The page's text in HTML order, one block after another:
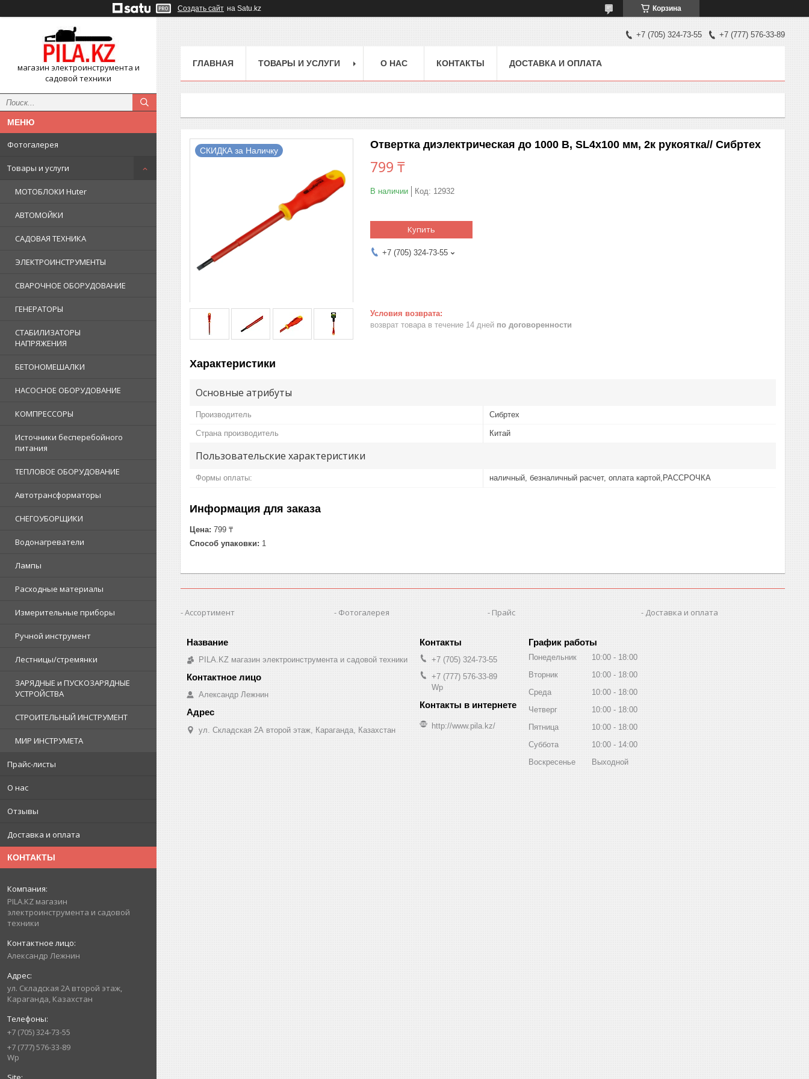
Создать сайт на Satu.kz Корзина
магазин электроинструмента и
садовой техники
Фотогалерея
Товары и услуги
МОТОБЛОКИ Huter
АВТОМОЙКИ
САДОВАЯ ТЕХНИКА
ЭЛЕКТРОИНСТРУМЕНТЫ
СВАРОЧНОЕ ОБОРУДОВАНИЕ
ГЕНЕРАТОРЫ
СТАБИЛИЗАТОРЫ
НАПРЯЖЕНИЯ
БЕТОНОМЕШАЛКИ
НАСОСНОЕ ОБОРУДОВАНИЕ
КОМПРЕССОРЫ
Источники бесперебойного
питания
ТЕПЛОВОЕ ОБОРУДОВАНИЕ
Автотрансформаторы
СНЕГОУБОРЩИКИ
Водонагреватели
Лампы
Расходные материалы
Измерительные приборы
Ручной инструмент
Лестницы/стремянки
ЗАРЯДНЫЕ и ПУСКОЗАРЯДНЫЕ
УСТРОЙСТВА
СТРОИТЕЛЬНЫЙ ИНСТРУМЕНТ
МИР ИНСТРУМЕТА
Прайс-листы
О нас
Отзывы
Доставка и оплата
КОНТАКТЫ
PILA.KZ магазин
электроинструмента и садовой
техники
Александр Лежнин
ул. Складская 2А второй этаж,
Караганда, Казахстан
+7 (705) 324-73-55
+7 (777) 576-33-89
Wp
+7 (705) 324-73-55 +7 (777) 576-33-89
ГЛАВНАЯ ТОВАРЫ И УСЛУГИ О НАС КОНТАКТЫ ДОСТАВКА И ОПЛАТА
СКИДКА за Наличку Отвертка диэлектрическая до 1000 В, SL4х100 мм, 2к рукоятка// Сибртех
799 ₸
В наличии Код: 12932
Купить
+7 (705) 324-73-55
возврат товара в течение 14 дней по договоренности
Характеристики
Основные атрибуты
Производитель Сибртех
Страна производитель Китай
Пользовательские характеристики
Формы оплаты: наличный, безналичный расчет, оплата картой,РАССРОЧКА
Информация для заказа
Цена: 799 ₸
Способ упаковки: 1
Ассортимент Фотогалерея Прайс Доставка и оплата
PILA.KZ магазин электроинструмента и садовой техники
Александр Лежнин
ул. Складская 2А второй этаж, Караганда, Казахстан
+7 (705) 324-73-55
+7 (777) 576-33-89
Wp
http://www.pila.kz/
График работы
Понедельник 10:00
18:00
Вторник
10:00
18:00
Среда
10:00
18:00
Четверг
10:00
18:00
Пятница
10:00
18:00
Суббота
10:00
14:00
Воскресенье
Выходной